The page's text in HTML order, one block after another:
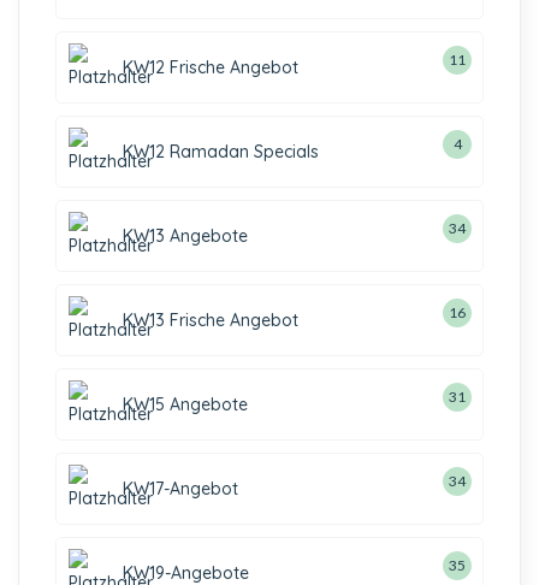
KW12 Frische Angebot 11
KW12 Ramadan Specials 4
KW13 Angebote 34
KW13 Frische Angebot 16
KW15 Angebote 31
KW17-Angebot 34
KW19-Angebote 35